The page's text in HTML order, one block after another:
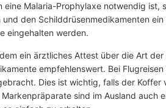
eine Malaria-Prophylaxe notwendig ist,
und den Schilddrüsenmedikamenten
eingehalten werden.
ein ärztliches Attest über die Art
empfehlenswert. Bei
Dies ist wichtig, falls der Koffer
sind im Ausland auch